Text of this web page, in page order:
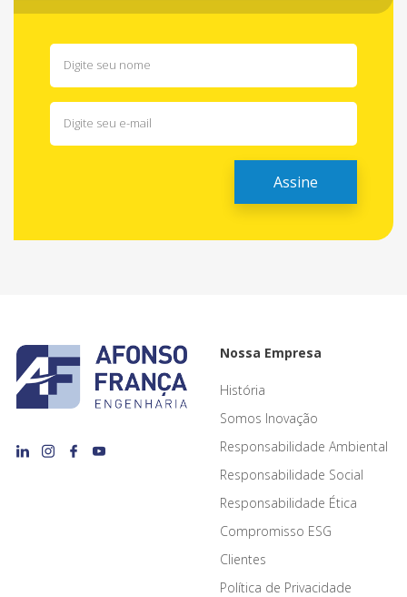
Nossa Empresa
História
Somos Inovação
Responsabilidade Ambiental
Responsabilidade Social
Responsabilidade Ética
Compromisso ESG
Clientes
Política de Privacidade